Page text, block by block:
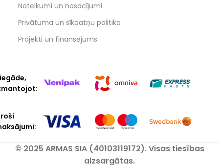
Noteikumi un nosacījumi
Privātuma un sīkdatņu politika
Projekti un finansējums
© 2025 ARMAS SIA (40103119172). Visas tiesības
aizsargātas.